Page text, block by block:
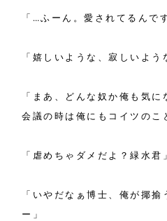
「…ふーん。愛されてるんで
「嬉しいような、寂しいよう
「まあ、どんな奴か俺も気
会議の時は俺にもコイツのこ
「虐めちゃダメだよ？緑水君
「いやだなぁ博士、俺が揶揄
ー」